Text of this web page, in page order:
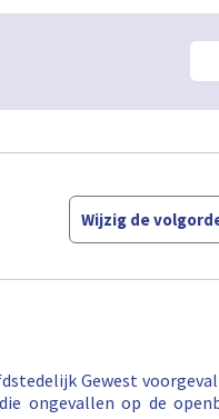
Wijzig de
Gewest
ongevallen op de